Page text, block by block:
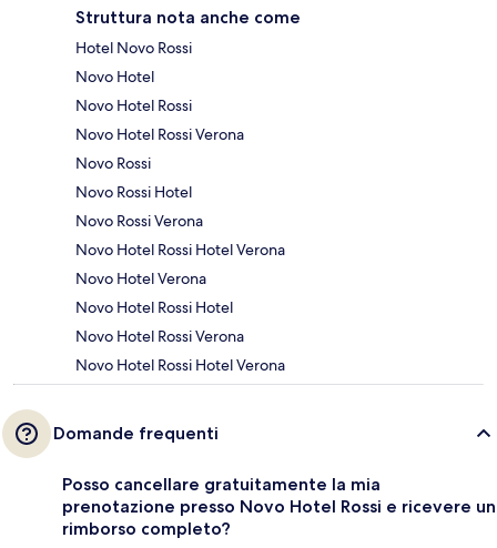
Struttura nota anche come
Hotel Novo Rossi
Novo Hotel
Novo Hotel Rossi
Novo Hotel Rossi Verona
Novo Rossi
Novo Rossi Hotel
Novo Rossi Verona
Novo Hotel Rossi Hotel Verona
Novo Hotel Verona
Novo Hotel Rossi Hotel
Novo Hotel Rossi Verona
Novo Hotel Rossi Hotel Verona
Domande frequenti
Posso cancellare gratuitamente la mia
prenotazione presso Novo Hotel Rossi e ricevere un
rimborso completo?